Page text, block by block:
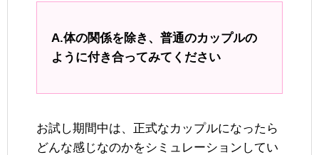
A.体の関係を除き、普通のカップルの
ように付き合ってみてください
お試し期間中は、正式なカップルになったら
どんな感じなのかをシミュレーションしてい